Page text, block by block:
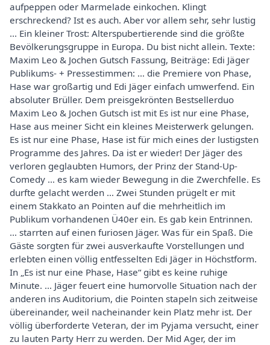
aufpeppen oder Marmelade einkochen. Klingt
erschreckend? Ist es auch. Aber vor allem sehr, sehr lustig
... Ein kleiner Trost: Alterspubertierende sind die größte
Bevölkerungsgruppe in Europa. Du bist nicht allein. Texte:
Maxim Leo & Jochen Gutsch Fassung, Beiträge: Edi Jäger
Publikums- + Pressestimmen: … die Premiere von Phase,
Hase war großartig und Edi Jäger einfach umwerfend. Ein
absoluter Brüller. Dem preisgekrönten Bestsellerduo
Maxim Leo & Jochen Gutsch ist mit Es ist nur eine Phase,
Hase aus meiner Sicht ein kleines Meisterwerk gelungen.
Es ist nur eine Phase, Hase ist für mich eines der lustigsten
Programme des Jahres. Da ist er wieder! Der Jäger des
verloren geglaubten Humors, der Prinz der Stand-Up-
Comedy … es kam wieder Bewegung in die Zwerchfelle. Es
durfte gelacht werden … Zwei Stunden prügelt er mit
einem Stakkato an Pointen auf die mehrheitlich im
Publikum vorhandenen Ü40er ein. Es gab kein Entrinnen.
… starrten auf einen furiosen Jäger. Was für ein Spaß. Die
Gäste sorgten für zwei ausverkaufte Vorstellungen und
erlebten einen völlig entfesselten Edi Jäger in Höchstform.
In „Es ist nur eine Phase, Hase“ gibt es keine ruhige
Minute. … Jäger feuert eine humorvolle Situation nach der
anderen ins Auditorium, die Pointen stapeln sich zeitweise
übereinander, weil nacheinander kein Platz mehr ist. Der
völlig überforderte Veteran, der im Pyjama versucht, einer
zu lauten Party Herr zu werden. Der Mid Ager, der im